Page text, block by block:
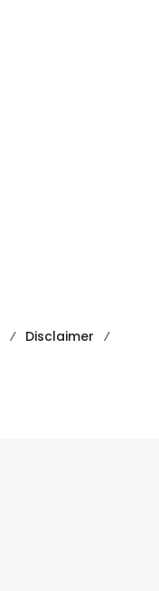
Disclaimer